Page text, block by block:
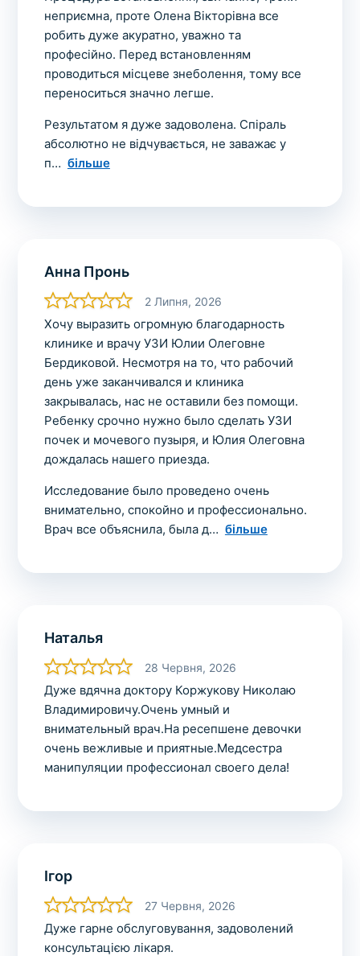
неприємна, проте Олена Вікторівна все
робить дуже акуратно, уважно та
професійно. Перед встановленням
проводиться місцеве знеболення, тому все
переноситься значно легше.
Результатом я дуже задоволена. Спіраль
абсолютно не відчувається, не заважає у
п
більше
Анна Пронь
2 Липня, 2026
Хочу выразить огромную благодарность
клинике и врачу УЗИ Юлии Олеговне
Бердиковой. Несмотря на то, что рабочий
день уже заканчивался и клиника
закрывалась, нас не оставили без помощи.
Ребенку срочно нужно было сделать УЗИ
почек и мочевого пузыря, и Юлия Олеговна
дождалась нашего приезда.
Исследование было проведено очень
внимательно, спокойно и профессионально.
Врач все объяснила, была д
більше
Наталья
28 Червня, 2026
Дуже вдячна доктору Коржукову Николаю
Владимировичу.Очень умный и
внимательный врач.На ресепшене девочки
очень вежливые и приятные.Медсестра
манипуляции профессионал своего дела!
Ігор
27 Червня, 2026
Дуже гарне обслуговування, задоволений
консультацією лікаря.